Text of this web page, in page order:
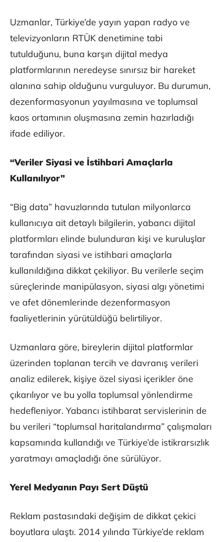
Uzmanlar, Türkiye’de yayın yapan radyo ve
televizyonların RTÜK denetimine tabi
tutulduğunu, buna karşın dijital medya
platformlarının neredeyse sınırsız bir hareket
alanına sahip olduğunu vurguluyor. Bu durumun,
dezenformasyonun yayılmasına ve toplumsal
kaos ortamının oluşmasına zemin hazırladığı
ifade ediliyor.
“Veriler Siyasi ve İstihbari Amaçlarla
Kullanılıyor”
“Big data” havuzlarında tutulan milyonlarca
kullanıcıya ait detaylı bilgilerin, yabancı dijital
platformları elinde bulunduran kişi ve kuruluşlar
tarafından siyasi ve istihbari amaçlarla
kullanıldığına dikkat çekiliyor. Bu verilerle seçim
süreçlerinde manipülasyon, siyasi algı yönetimi
ve afet dönemlerinde dezenformasyon
faaliyetlerinin yürütüldüğü belirtiliyor.
Uzmanlara göre, bireylerin dijital platformlar
üzerinden toplanan tercih ve davranış verileri
analiz edilerek, kişiye özel siyasi içerikler öne
çıkarılıyor ve bu yolla toplumsal yönlendirme
hedefleniyor. Yabancı istihbarat servislerinin de
bu verileri “toplumsal haritalandırma” çalışmaları
kapsamında kullandığı ve Türkiye’de istikrarsızlık
yaratmayı amaçladığı öne sürülüyor.
Yerel Medyanın Payı Sert Düştü
Reklam pastasındaki değişim de dikkat çekici
boyutlara ulaştı. 2014 yılında Türkiye’de reklam